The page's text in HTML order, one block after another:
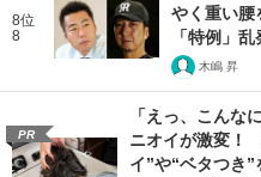
8位
8
やく重い
「特例」
木嶋 昇
PR
「えっ、こんな
ニオイが激変！
イ”や“ベタつき